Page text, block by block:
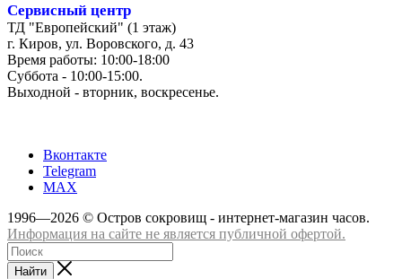
Сервисный центр
ТД "Европейский" (1 этаж)
г. Киров, ул. Воровского, д. 43
Время работы: 10:00-18:00
Суббота - 10:00-15:00.
Выходной - вторник, воскресенье.
Вконтакте
Telegram
MAX
1996—2026 © Остров сокровищ - интернет-магазин часов.
Информация на сайте не является публичной офертой.
Найти